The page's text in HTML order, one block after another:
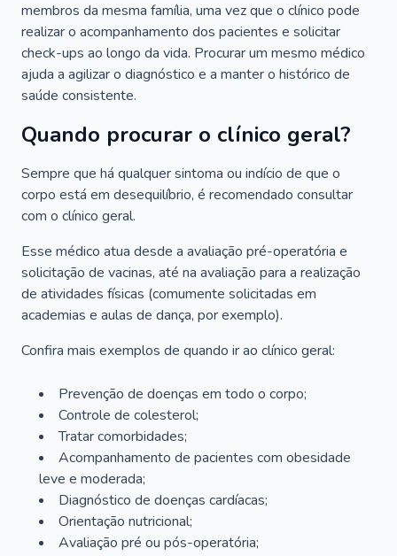
membros da mesma família, uma vez que o clínico pode
realizar o acompanhamento dos pacientes e solicitar
check-ups ao longo da vida. Procurar um mesmo médico
ajuda a agilizar o diagnóstico e a manter o histórico de
saúde consistente.
Quando procurar o clínico geral?
Sempre que há qualquer sintoma ou indício de que o
corpo está em desequilíbrio, é recomendado consultar
com o clínico geral.
Esse médico atua desde a avaliação pré-operatória e
solicitação de vacinas, até na avaliação para a realização
de atividades físicas (comumente solicitadas em
academias e aulas de dança, por exemplo).
Confira mais exemplos de quando ir ao clínico geral:
Prevenção de doenças em todo o corpo;
Controle de colesterol;
Tratar comorbidades;
Acompanhamento de pacientes com obesidade
leve e moderada;
Diagnóstico de doenças cardíacas;
Orientação nutricional;
Avaliação pré ou pós-operatória;